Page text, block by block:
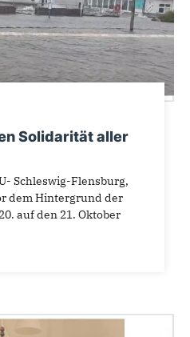
Solidarität aller
Schleswig-Flensburg,
dem Hintergrund der
auf den 21. Oktober